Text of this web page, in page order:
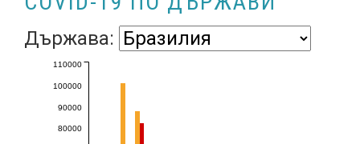
Държава:
80000
90000
100000
110000